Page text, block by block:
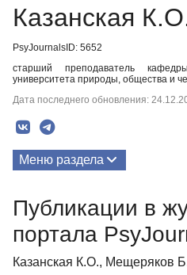
Казанская
PsyJournalsID: 5652
старший преподаватель
университета природы, общества и
Дата последнего обновления:
Меню раздела
Публикации в
портала
Казанская К.О., Мещеряков